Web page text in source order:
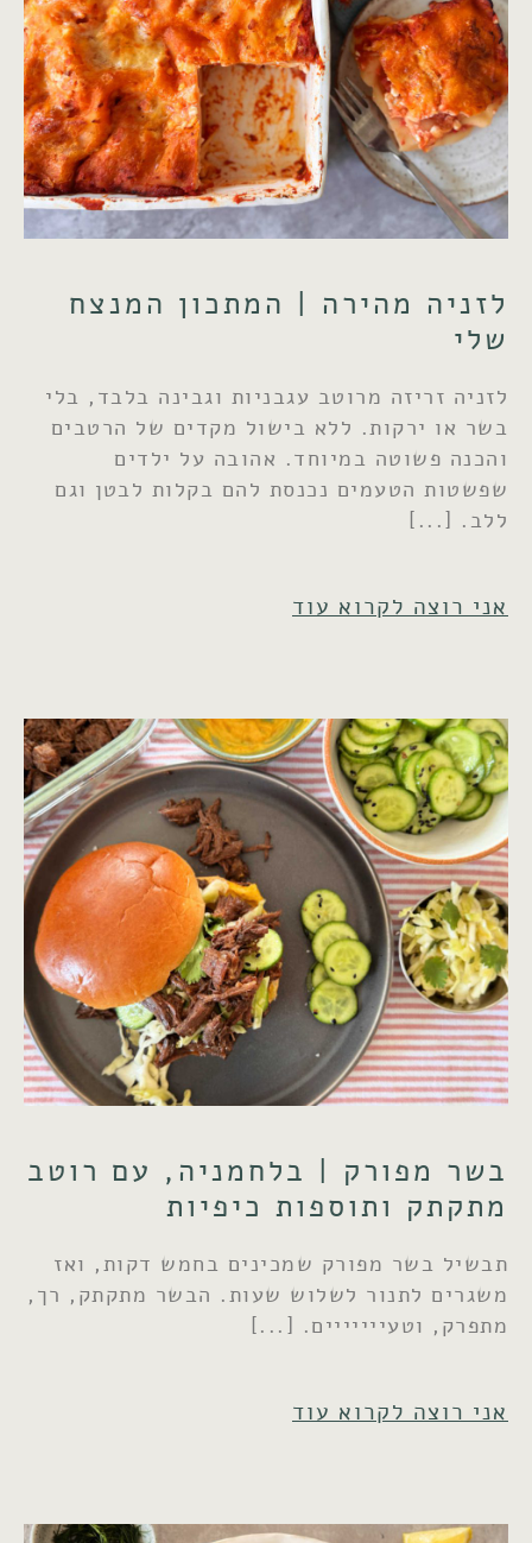
לזניה מהירה | המתכון המנצח
שלי
לזניה זריזה מרוטב עגבניות וגבינה בלבד, בלי
בשר או ירקות. ללא בישול מקדים של הרטבים
והכנה פשוטה במיוחד. אהובה על ילדים
שפשטות הטעמים נכנסת להם בקלות לבטן וגם
ללב.
אני רוצה לקרוא עוד
בשר מפורק | בלחמניה, עם רוטב
מתקתק ותוספות כיפיות
תבשיל בשר מפורק שמכינים בחמש דקות, ואז
משגרים לתנור לשלוש שעות. הבשר מתקתק, רך,
מתפרק, וטעייייייים.
אני רוצה לקרוא עוד